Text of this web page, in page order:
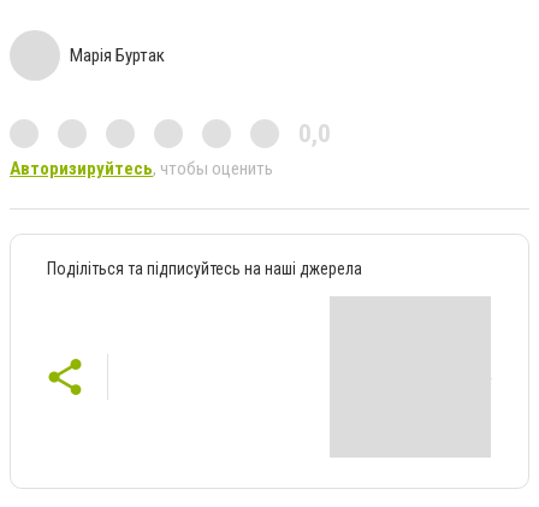
Марія Буртак
0,0
Авторизируйтесь, чтобы оценить
Поділіться та підписуйтесь на наші джерела